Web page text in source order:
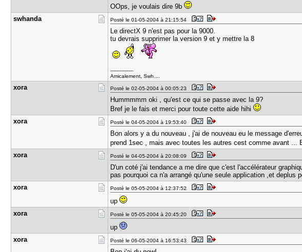
OOps, je voulais dire 9b
swhanda
Posté le 01-05-2004 à 21:15:54
Le directX 9 n'est pas pour la 9000.
tu devrais supprimer la version 9 et y mettre la 8
---------------
Amicalement, Swh....
xora Posté le 02-05-2004 à 00:05:23
Hummmmm oki , qu'est ce qui se passe avec la 9?
Bref je le fais et merci pour toute cette aide hihi
xora
Posté le 04-05-2004 à 19:53:40
Bon alors y a du nouveau , j'ai de nouveau eu le message
prend 1sec , mais avec toutes les autres cest comme avant
xora
Posté le 04-05-2004 à 20:08:09
D'un coté j'ai tendance a me dire que c'est l'accélérateur
pas pourquoi ca n'a arrangé qu'une seule application ,et deplus
xora
Posté le 05-05-2004 à 12:37:52
up
xora
Posté le 05-05-2004 à 20:45:20
up
xora
Posté le 06-05-2004 à 16:53:43